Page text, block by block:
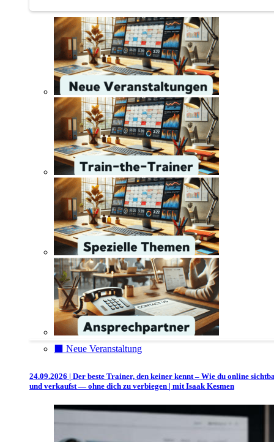
⬛️ Neue Veranstaltung
24.09.2026 | Der beste Trainer, den keiner kennt – Wie du online
und verkaufst — ohne dich zu verbiegen | mit Isaak Kesmen